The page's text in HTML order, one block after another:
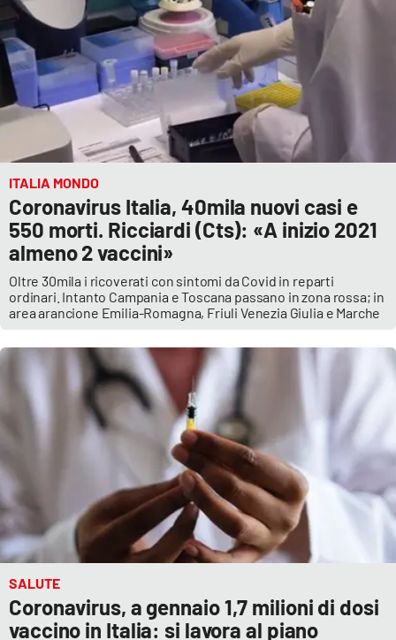
ITALIA MONDO
Coronavirus Italia, 40mila nuovi casi e
550 morti. Ricciardi (Cts): «A inizio 2021
almeno 2 vaccini»
Oltre 30mila i ricoverati con sintomi da Covid in reparti
ordinari. Intanto Campania e Toscana passano in zona rossa; in
area arancione Emilia-Romagna, Friuli Venezia Giulia e Marche
SALUTE
Coronavirus, a gennaio 1,7 milioni di dosi
vaccino in Italia: si lavora al piano